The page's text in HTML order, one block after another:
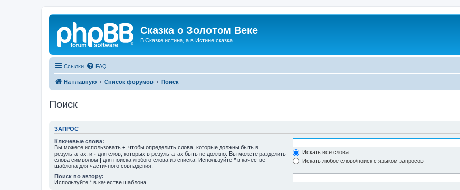
Сказка о Золотом Веке
В Сказке истина, а в Истине сказка.
Ссылки FAQ
На главную Список форумов Поиск
Поиск
ЗАПРОС
Ключевые слова:
Вы можете использовать + , чтобы определить слова, которые должны быть в
результатах, и - для слов, которых в результатах быть не должно. Вы можете разделить
слова символом | для поиска любого слова из списка. Используйте * в качестве
шаблона для частичного совпадения.
Искать все слова
Искать любое слово/поиск с языком запросов
Поиск по автору:
Используйте * в качестве шаблона.